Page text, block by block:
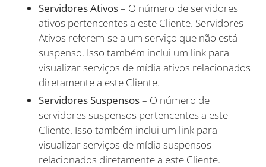
Servidores Ativos– O número de servidores
ativos pertencentes a este Cliente. Servidores
Ativos referem-se a um serviço que não está
suspenso. Isso também inclui um link para
visualizar serviços de mídia ativos relacionados
diretamente a este Cliente.
Servidores Suspensos– O número de
servidores suspensos pertencentes a este
Cliente. Isso também inclui um link para
visualizar serviços de mídia suspensos
relacionados diretamente a este Cliente.